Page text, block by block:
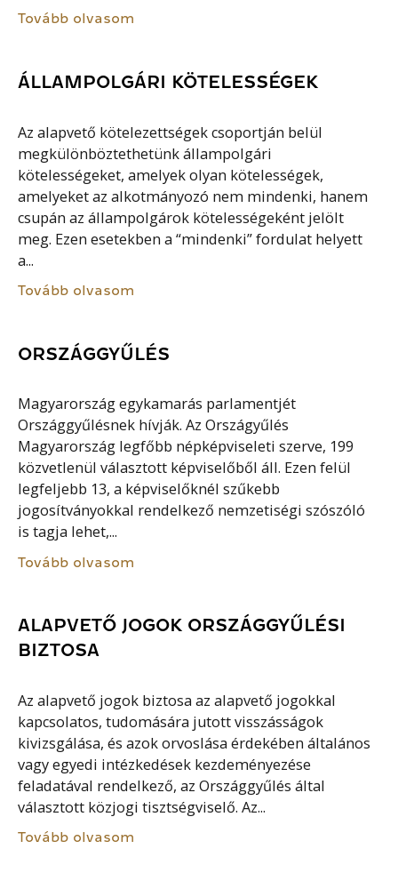
Tovább olvasom
ÁLLAMPOLGÁRI KÖTELESSÉGEK
Az alapvető kötelezettségek csoportján belül
megkülönböztethetünk állampolgári
kötelességeket, amelyek olyan kötelességek,
amelyeket az alkotmányozó nem mindenki, hanem
csupán az állampolgárok kötelességeként jelölt
meg. Ezen esetekben a “mindenki” fordulat helyett
a...
Tovább olvasom
ORSZÁGGYŰLÉS
Magyarország egykamarás parlamentjét
Országgyűlésnek hívják. Az Országyűlés
Magyarország legfőbb népképviseleti szerve, 199
közvetlenül választott képviselőből áll. Ezen felül
legfeljebb 13, a képviselőknél szűkebb
jogosítványokkal rendelkező nemzetiségi szószóló
is tagja lehet,...
Tovább olvasom
ALAPVETŐ JOGOK ORSZÁGGYŰLÉSI
BIZTOSA
Az alapvető jogok biztosa az alapvető jogokkal
kapcsolatos, tudomására jutott visszásságok
kivizsgálása, és azok orvoslása érdekében általános
vagy egyedi intézkedések kezdeményezése
feladatával rendelkező, az Országgyűlés által
választott közjogi tisztségviselő. Az...
Tovább olvasom